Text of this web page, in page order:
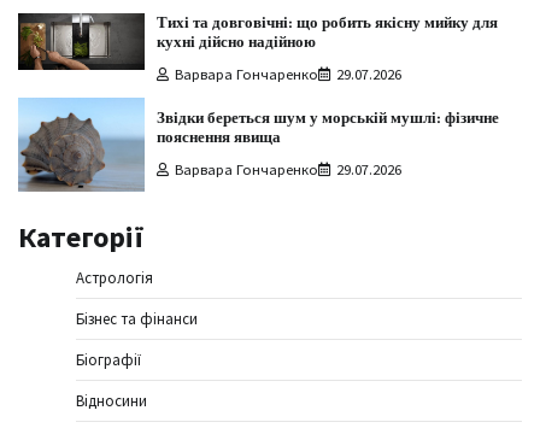
Тихі та довговічні: що робить якісну мийку для
кухні дійсно надійною
Варвара Гончаренко 29.07.2026
Звідки береться шум у морській мушлі: фізичне
пояснення явища
Варвара Гончаренко 29.07.2026
Категорії
Астрологія
Бізнес та фінанси
Біографії
Відносини